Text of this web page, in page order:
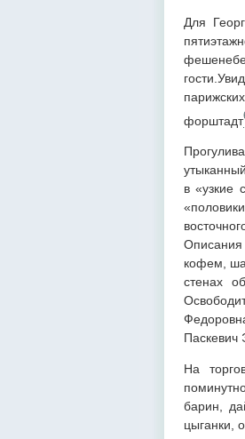
Для
форштадт
в «узкие
кофем,
стенах
Паскевич
На
барин,
цыганки,